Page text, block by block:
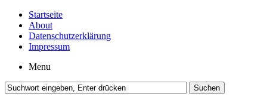
Startseite
About
Datenschutzerklärung
Impressum
Menu